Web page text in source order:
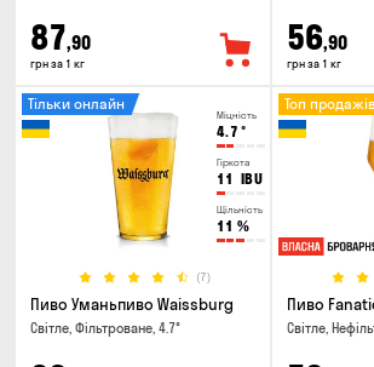
87,90
грн за 1 кг
56,90
грн за 1 кг
Міцність
4.7 °
Гіркота
11 IBU
Щільність
11 %
(7)
Тільки онлайн
Пиво Уманьпиво Waissburg
Світле, Фільтроване, 4.7°
Топ продажів
Пиво
Світле,